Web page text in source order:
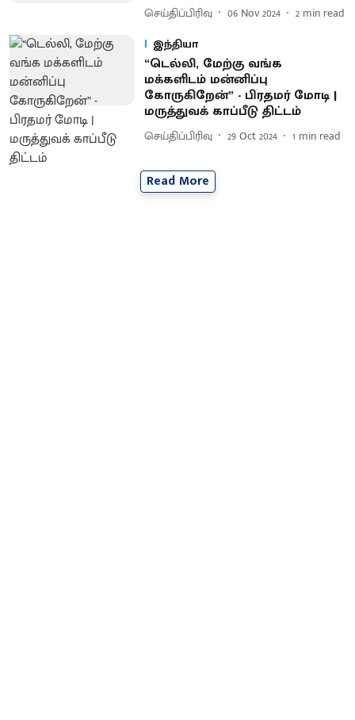
செய்திப்பிரிவு 06 Nov 2024 2 min read
இந்தியா
“டெல்லி, மேற்கு வங்க
மக்களிடம் மன்னிப்பு
கோருகிறேன்” - பிரதமர் மோடி |
மருத்துவக் காப்பீடு திட்டம்
செய்திப்பிரிவு 29 Oct 2024 1 min read
Read More